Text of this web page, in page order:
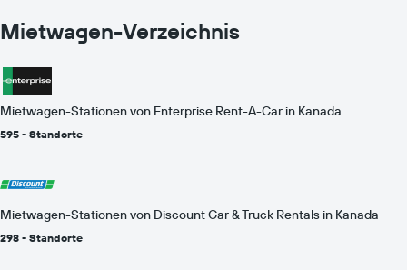
Mietwagen-Verzeichnis
Mietwagen-Stationen von Enterprise Rent-A-Car in Kanada
595 - Standorte
Mietwagen-Stationen von Discount Car & Truck Rentals in Kanada
298 - Standorte